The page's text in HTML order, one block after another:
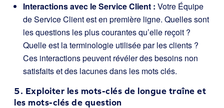
Interactions avec le Service Client : Votre Équipe
de Service Client est en première ligne. Quelles sont
les questions les plus courantes qu’elle reçoit ?
Quelle est la terminologie utilisée par les clients ?
Ces interactions peuvent révéler des besoins non
satisfaits et des lacunes dans les mots clés.
5. Exploiter les mots-clés de longue traîne et
les mots-clés de question